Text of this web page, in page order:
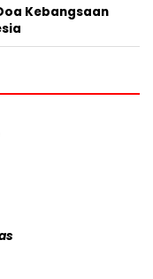
Kebangsaan